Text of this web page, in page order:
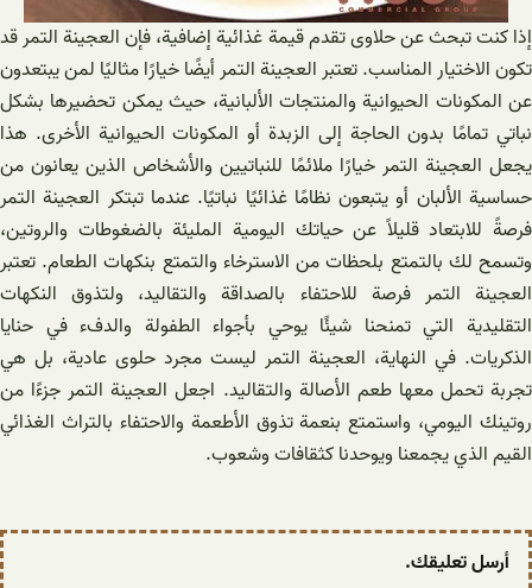
إذا كنت تبحث عن حلاوى تقدم قيمة غذائية إضافية، فإن العجينة التمر قد
تكون الاختيار المناسب. تعتبر العجينة التمر أيضًا خيارًا مثاليًا لمن يبتعدون
عن المكونات الحيوانية والمنتجات الألبانية، حيث يمكن تحضيرها بشكل
نباتي تمامًا بدون الحاجة إلى الزبدة أو المكونات الحيوانية الأخرى. هذا
يجعل العجينة التمر خيارًا ملائمًا للنباتيين والأشخاص الذين يعانون من
حساسية الألبان أو يتبعون نظامًا غذائيًا نباتيًا. عندما تبتكر العجينة التمر
فرصةً للابتعاد قليلاً عن حياتك اليومية المليئة بالضغوطات والروتين،
وتسمح لك بالتمتع بلحظات من الاسترخاء والتمتع بنكهات الطعام. تعتبر
العجينة التمر فرصة للاحتفاء بالصداقة والتقاليد، ولتذوق النكهات
التقليدية التي تمنحنا شيئًا يوحي بأجواء الطفولة والدفء في حنايا
الذكريات. في النهاية، العجينة التمر ليست مجرد حلوى عادية، بل هي
تجربة تحمل معها طعم الأصالة والتقاليد. اجعل العجينة التمر جزءًا من
روتينك اليومي، واستمتع بنعمة تذوق الأطعمة والاحتفاء بالتراث الغذائي
القيم الذي يجمعنا ويوحدنا كثقافات وشعوب.
أرسل تعليقك.